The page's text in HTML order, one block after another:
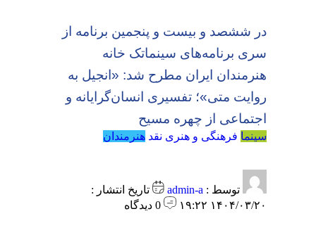
در ششصد و بیست و پنجمین برنامه از
سری برنامه‌های سینماتک خانه
هنرمندان ایران مطرح شد: «انجیل به
روایت متی»؛ تفسیری انسان‌گرایانه و
اجتماعی از چهره مسیح
سینما فرهنگی و هنری نقد هنرمندان
توسط : admin-a
تاریخ انتشار :
۱۴۰۴/۰۳/۲۰ ۱۹:۲۲